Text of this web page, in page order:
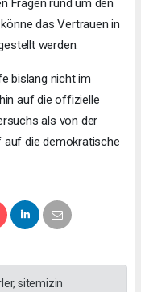
Fragen rund um den
das Vertrauen in
werden.
bislang nicht im
auf die offizielle
als von der
die demokratische
sitemizin